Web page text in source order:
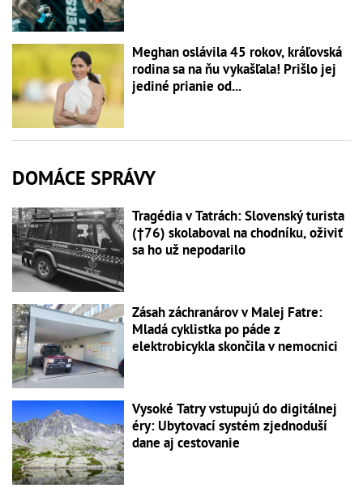
Meghan oslávila 45 rokov, kráľovská
rodina sa na ňu vykašľala! Prišlo jej
jediné prianie od...
DOMÁCE SPRÁVY
Tragédia v Tatrách: Slovenský turista
(†76) skolaboval na chodníku, oživiť
sa ho už nepodarilo
Zásah záchranárov v Malej Fatre:
Mladá cyklistka po páde z
elektrobicykla skončila v nemocnici
Vysoké Tatry vstupujú do digitálnej
éry: Ubytovací systém zjednoduší
dane aj cestovanie